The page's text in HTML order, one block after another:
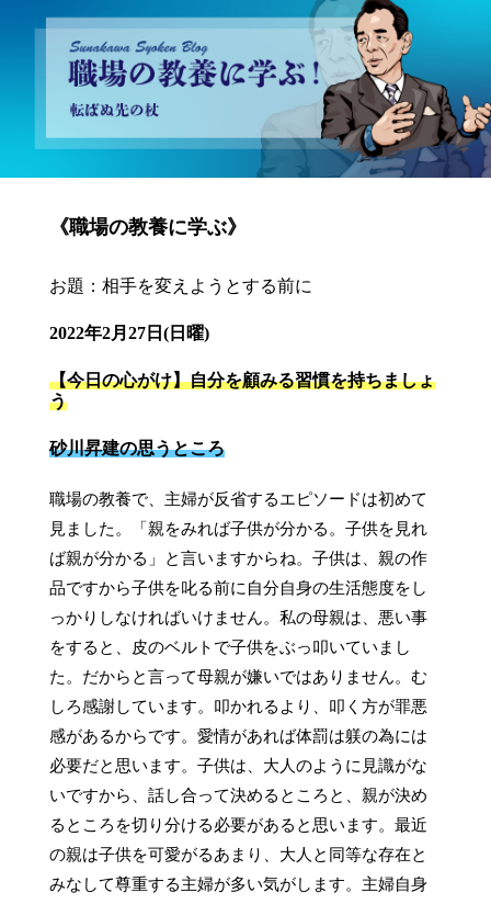
砂川昇建会長ブログ 職場の教養に学ぶ！～転ばぬ先の杖～
《職場の教養に学ぶ》
お題：相手を変えようとする前に
2022年2月27日(日曜)
【今日の心がけ】自分を顧みる習慣を持ちましょ
う
砂川昇建の思うところ
職場の教養で、主婦が反省するエピソードは初めて
見ました。「親をみれば子供が分かる。子供を見れ
ば親が分かる」と言いますからね。子供は、親の作
品ですから子供を叱る前に自分自身の生活態度をし
っかりしなければいけません。私の母親は、悪い事
をすると、皮のベルトで子供をぶっ叩いていまし
た。だからと言って母親が嫌いではありません。む
しろ感謝しています。叩かれるより、叩く方が罪悪
感があるからです。愛情があれば体罰は躾の為には
必要だと思います。子供は、大人のように見識がな
いですから、話し合って決めるところと、親が決め
るところを切り分ける必要があると思います。最近
の親は子供を可愛がるあまり、大人と同等な存在と
みなして尊重する主婦が多い気がします。主婦自身